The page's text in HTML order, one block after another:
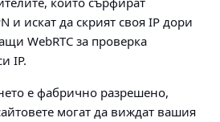
и искат да скрият своя IP дори
WebRTC за проверка
IP.
е фабрично разрешено,
могат да виждат вашия